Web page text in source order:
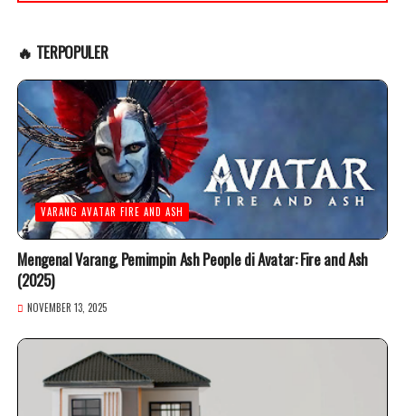
🔥 TERPOPULER
VARANG AVATAR FIRE AND ASH
Mengenal Varang, Pemimpin Ash People di Avatar: Fire and Ash
(2025)
NOVEMBER 13, 2025